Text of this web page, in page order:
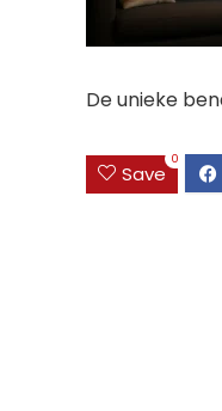
De unieke
Save
0